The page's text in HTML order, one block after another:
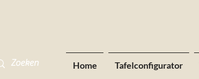
Home Tafelconfigurator